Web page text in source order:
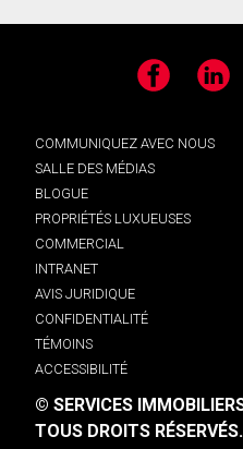
Facebook LinkedIn
COMMUNIQUEZ AVEC NOUS
SALLE DES MÉDIAS
BLOGUE
PROPRIÉTÉS LUXUEUSES
COMMERCIAL
INTRANET
AVIS JURIDIQUE
CONFIDENTIALITÉ
TÉMOINS
ACCESSIBILITÉ
© SERVICES
TOUS DROITS RÉSERVÉS.